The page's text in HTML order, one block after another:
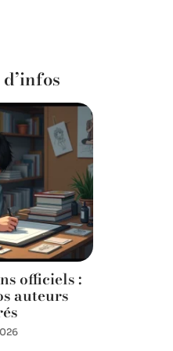
officiels :
auteurs